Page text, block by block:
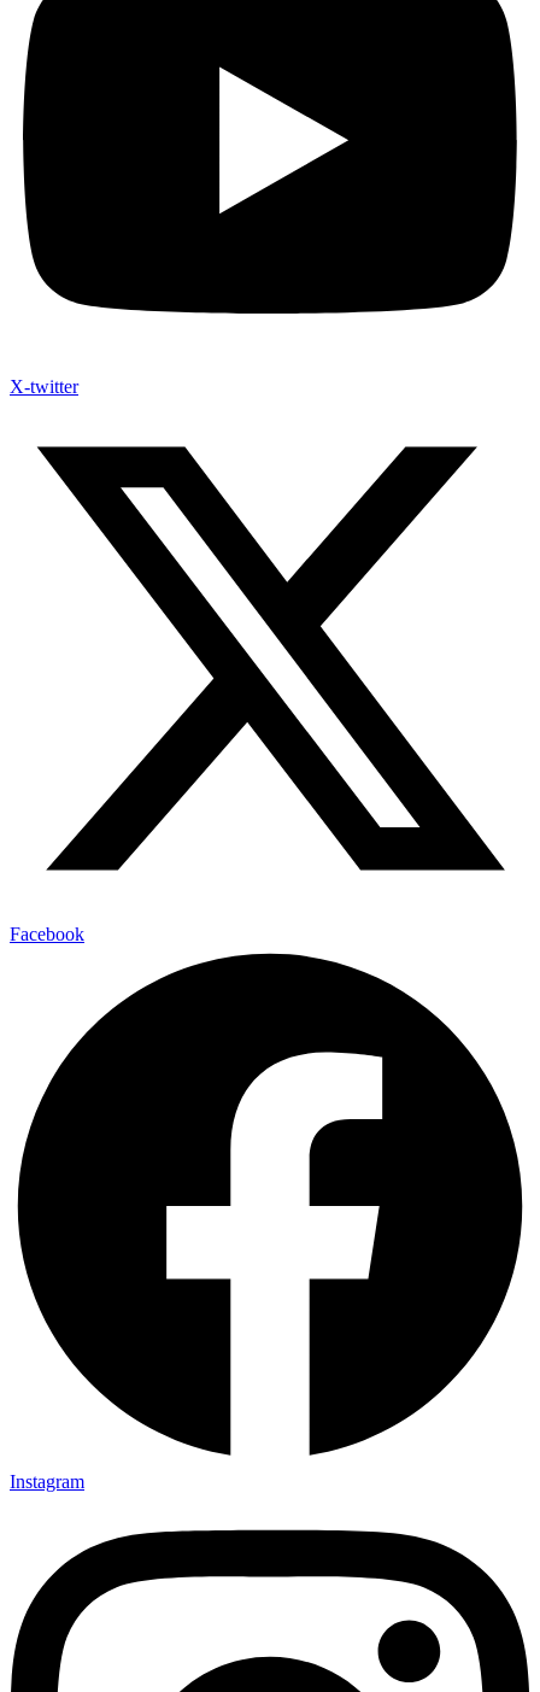
X-twitter
Facebook
Instagram